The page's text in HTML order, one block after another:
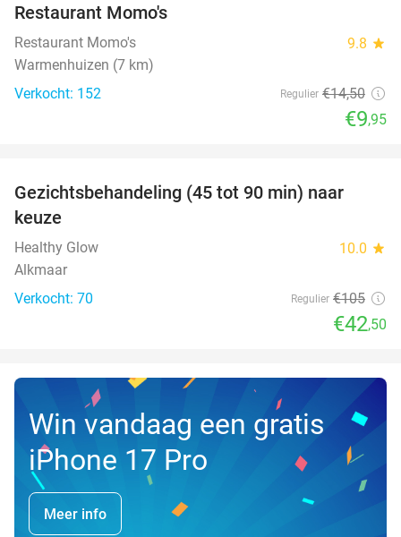
Restaurant Momo's
Restaurant Momo's 9.8 star
Warmenhuizen (7 km)
Verkocht: 152
Regulier €14,50
€9,95
Gezichtsbehandeling (45 tot 90 min) naar
keuze
Healthy Glow 10.0 star
Alkmaar
Verkocht: 70
Regulier €105
€42,50
Win vandaag een gratis
iPhone 17 Pro
Meer info